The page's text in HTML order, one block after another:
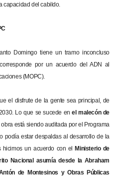
capacidad del cabildo.
Domingo tiene un tramo inconcluso
por un acuerdo del ADN al
(MOPC).
el disfrute de la gente sea principal, de
Lo que se sucede en el malecón de
está siendo auditada por el Programa
podía estar despaldas al desarrollo de la
hicimos un acuerdo con el Ministerio de
Nacional asumía desde la Abraham
de Montesinos y Obras Públicas